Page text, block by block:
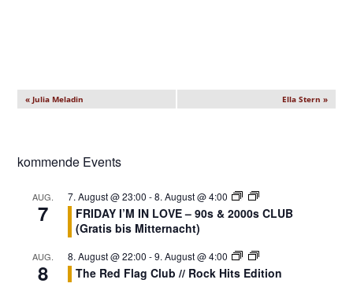
V
a
« Julia Meladin Ella Stern »
kommende Events
AUG.
7
7. August @ 23:00 -8. August @ 4:00
FRIDAY I’M IN LOVE – 90s & 2000s CLUB
(Gratis bis Mitternacht)
AUG.
8
8. August @ 22:00 -9. August @ 4:00
The Red Flag Club // Rock Hits Edition